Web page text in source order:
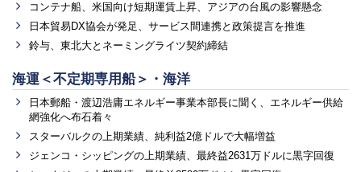
コンテナ船、米国向け短期運賃上昇、アジアの台風の影響懸念
日本貿易DX協会が発足、サービス間連携と政策提言を推進
鈴与、東北大とネーミングライツ契約締結
海運＜不定期専用船＞・海洋
日本郵船・渡辺浩庸エネルギー事業本部長に聞く、エネルギー供給
網強化へ布石着々
スターバルクの上期業績、純利益2億ドルで大幅増益
ジェンコ・シッピングの上期業績、最終益2631万ドルに黒字回復